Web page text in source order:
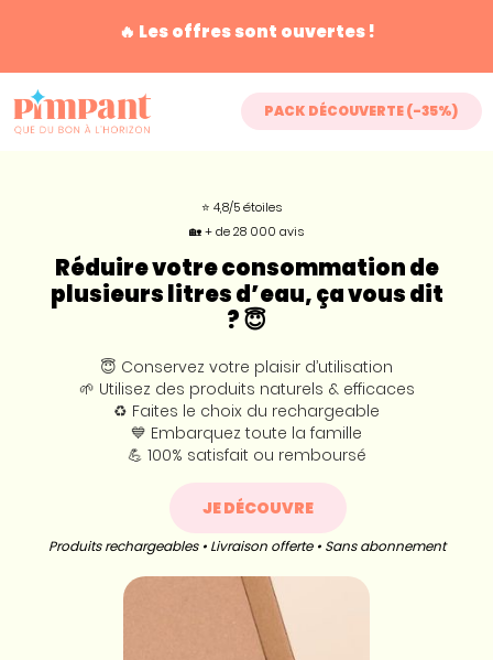
🔥 Les offres sont ouvertes !
PACK DÉCOUVERTE (-35%)
⭐ 4,8/5 étoiles
🏡 + de 28 000 avis
Réduire votre consommation de
plusieurs litres d’eau, ça vous dit
? 😇
😇 Conservez votre plaisir d’utilisation
🌱 Utilisez des produits naturels & efficaces
♻️ Faites le choix du rechargeable
💙 Embarquez toute la famille
💪 100% satisfait ou remboursé
JE DÉCOUVRE
Produits rechargeables • Livraison offerte • Sans abonnement